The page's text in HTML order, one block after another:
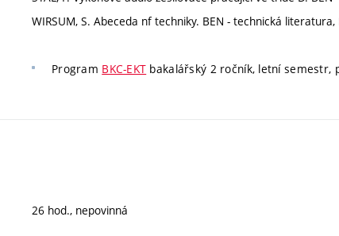
WIRSUM, S. Abeceda nf techniky. BEN - technická
Program BKC-EKT bakalářský 2 ročník, letní semestr,
26 hod., nepovinná